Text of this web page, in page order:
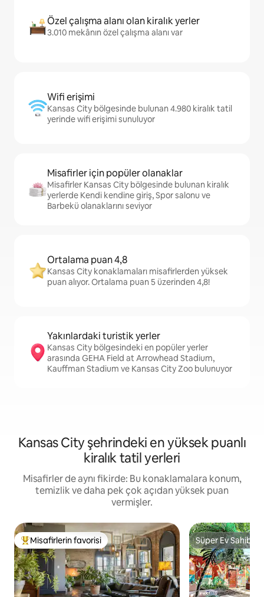
Özel çalışma alanı olan kiralık yerler
3.010 mekânın özel çalışma alanı var
Wifi erişimi
Kansas City bölgesinde bulunan 4.980 kiralık tatil
yerinde wifi erişimi sunuluyor
Misafirler için popüler olanaklar
Misafirler Kansas City bölgesinde bulunan kiralık
yerlerde Kendi kendine giriş, Spor salonu ve
Barbekü olanaklarını seviyor
Ortalama puan 4,8
Kansas City konaklamaları misafirlerden yüksek
puan alıyor. Ortalama puan 5 üzerinden 4,8!
Yakınlardaki turistik yerler
Kansas City bölgesindeki en popüler yerler
arasında GEHA Field at Arrowhead Stadium,
Kauffman Stadium ve Kansas City Zoo bulunuyor
Kansas City şehrindeki en yüksek puanlı
kiralık tatil yerleri
Misafirler de aynı fikirde: Bu konaklamalara konum,
temizlik ve daha pek çok açıdan yüksek puan
vermişler.
Misafirlerin favorilerinden en beğenilenler arasında
Misafirlerin favorisi Süper Ev Sahibi
Süper Ev Sahibi